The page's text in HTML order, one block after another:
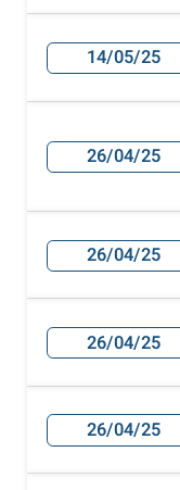
14/05/25
26/04/25
26/04/25
26/04/25
26/04/25